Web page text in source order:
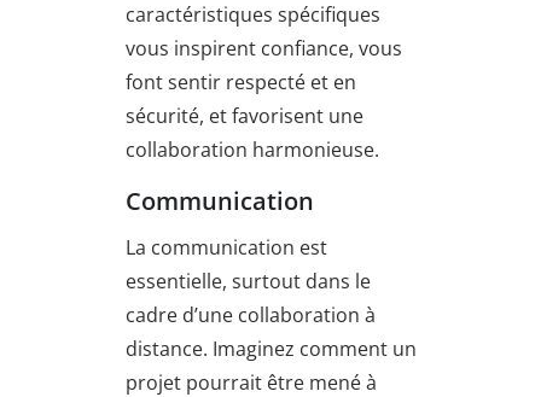
caractéristiques spécifiques
vous inspirent confiance, vous
font sentir respecté et en
sécurité, et favorisent une
collaboration harmonieuse.
Communication
La communication est
essentielle, surtout dans le
cadre d’une collaboration à
distance. Imaginez comment un
projet pourrait être mené à